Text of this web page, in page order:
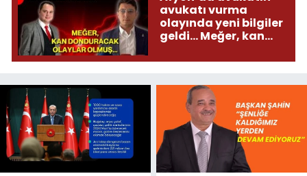
avukatı vurma
olayında yeni bilgiler
geldi... Meğer, kan
olmuş...